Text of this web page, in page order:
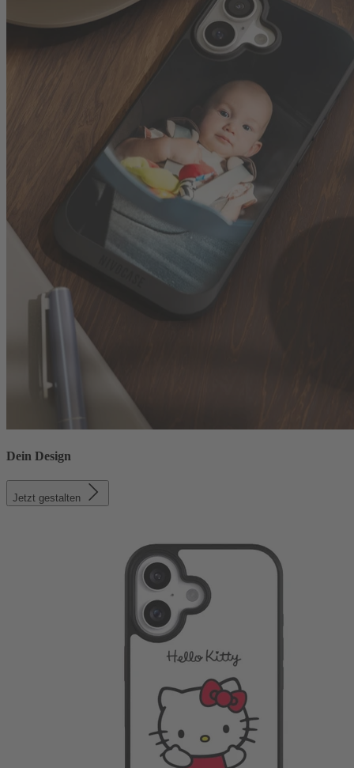
Dein Design
Jetzt gestalten